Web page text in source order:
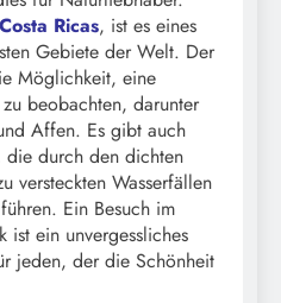
Costa Ricas, ist es eines
Gebiete der Welt. Der
Möglichkeit, eine
beobachten, darunter
Affen. Es gibt auch
die durch den dichten
versteckten Wasserfällen
Ein Besuch im
ein unvergessliches
jeden, der die Schönheit